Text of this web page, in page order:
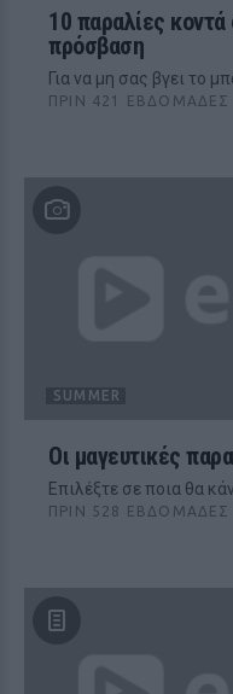
10 παραλίες
πρόσβαση
Για να μη σας βγει το
ΠΡΙΝ 421 ΕΒΔΟΜΆΔΕΣ
SUMMER
Οι μαγευτικές
Επιλέξτε σε ποια θα
ΠΡΙΝ 528 ΕΒΔΟΜΆΔΕΣ